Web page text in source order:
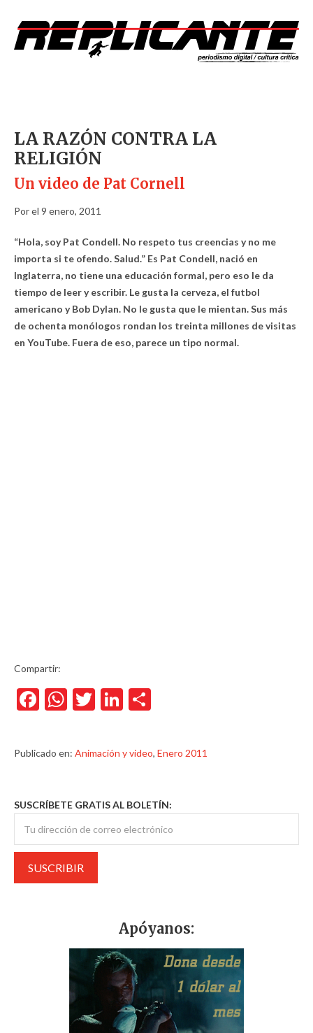
LA RAZÓN CONTRA LA
RELIGIÓN
Un video de Pat Cornell
Por el 9 enero, 2011
“Hola, soy Pat Condell. No respeto tus creencias y no me
importa si te ofendo. Salud.” Es Pat Condell, nació en
Inglaterra, no tiene una educación formal, pero eso le da
tiempo de leer y escribir. Le gusta la cerveza, el futbol
americano y Bob Dylan. No le gusta que le mientan. Sus más
de ochenta monólogos rondan los treinta millones de visitas
en YouTube. Fuera de eso, parece un tipo normal.
Compartir:
Facebook
WhatsApp
TwitterLinkedIn
Publicado en: Animación y video, Enero 2011
SUSCRÍBETE GRATIS AL BOLETÍN:
Apóyanos: